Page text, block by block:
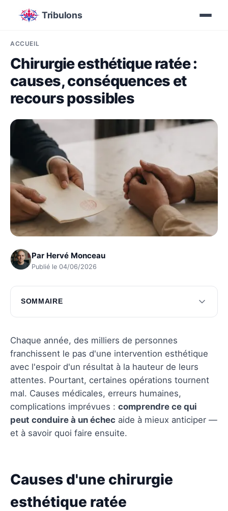
Tribulons
ACCUEIL
Chirurgie esthétique ratée :
causes, conséquences et
recours possibles
Par Hervé Monceau
Publié le 04/06/2026
SOMMAIRE
Causes d'une chirurgie esthétique ratée
Conséquences d'une chirurgie esthétique
ratée
Recours possibles après une chirurgie ratée
Questions fréquentes
Chaque année, des milliers de personnes
franchissent le pas d'une intervention esthétique
avec l'espoir d'un résultat à la hauteur de leurs
attentes. Pourtant, certaines opérations tournent
mal. Causes médicales, erreurs humaines,
complications imprévues : comprendre ce qui
peut conduire à un échec aide à mieux anticiper —
et à savoir quoi faire ensuite.
Causes d'une chirurgie
esthétique ratée